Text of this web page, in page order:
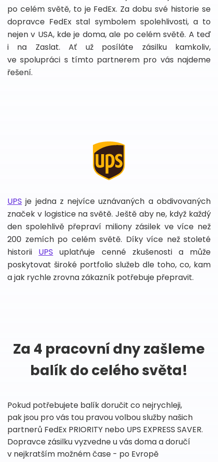
po celém světě, to je FedEx. Za dobu své historie se
dopravce FedEx stal symbolem spolehlivosti, a to
nejen v USA, kde je doma, ale po celém světě. A teď
i na Zaslat. Ať už posíláte zásilku kamkoliv,
ve spolupráci s tímto partnerem pro vás najdeme
řešení.
UPS je jedna z nejvíce uznávaných a obdivovaných
značek v logistice na světě. Ještě aby ne, když každý
den spolehlivě přepraví miliony zásilek ve více než
200 zemích po celém světě. Díky více než stoleté
historii UPS uplatňuje cenné zkušenosti a může
poskytovat široké portfolio služeb dle toho, co, kam
a jak rychle zrovna zákazník potřebuje přepravit.
Za 4 pracovní dny zašleme
balík do celého světa!
Pokud potřebujete balík doručit co nejrychleji,
pak jsou pro vás tou pravou volbou služby našich
partnerů FedEx PRIORITY nebo UPS EXPRESS SAVER.
Dopravce zásilku vyzvedne u vás doma a doručí
v nejkratším možném čase - po Evropě